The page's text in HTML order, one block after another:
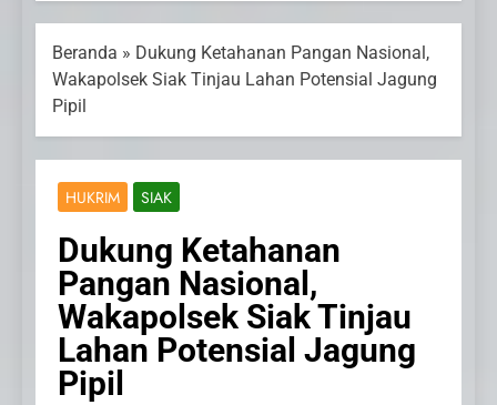
Beranda » Dukung Ketahanan Pangan Nasional,
Wakapolsek Siak Tinjau Lahan Potensial Jagung
Pipil
HUKRIM SIAK
Dukung Ketahanan
Pangan Nasional,
Wakapolsek Siak Tinjau
Lahan Potensial Jagung
Pipil